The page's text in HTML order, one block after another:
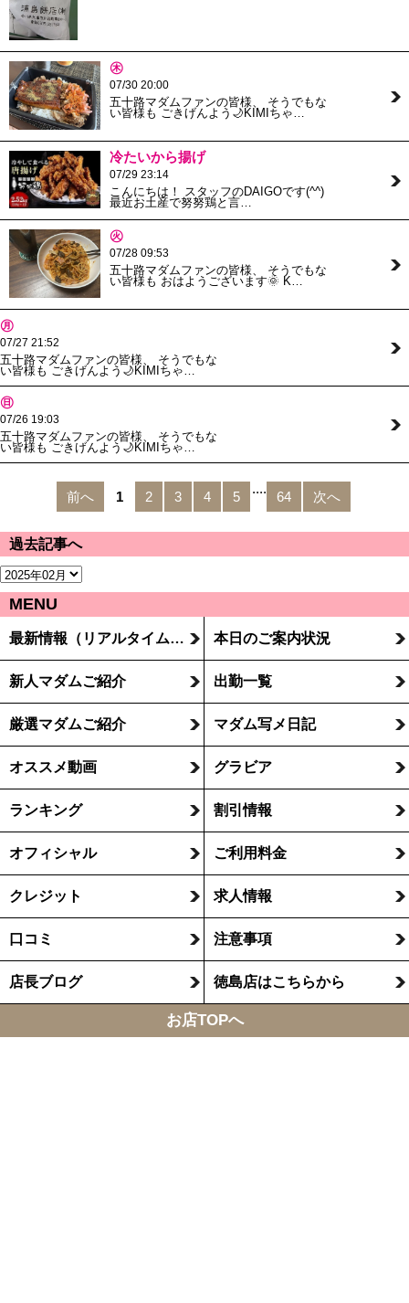
㊍
07/30 20:00
五十路マダムファンの皆様、 そうでもな
い皆様も ごきげんよう🌙KIMIちゃ…
冷たいから揚げ
07/29 23:14
こんにちは！ スタッフのDAIGOです(^^)
最近お土産で努努鶏と言…
㊋
07/28 09:53
五十路マダムファンの皆様、 そうでもな
い皆様も おはようございます🌞 K…
㊊
07/27 21:52
五十路マダムファンの皆様、 そうでもな
い皆様も ごきげんよう🌙KIMIちゃ…
㊐
07/26 19:03
五十路マダムファンの皆様、 そうでもな
い皆様も ごきげんよう🌙KIMIちゃ…
前へ 1 2 3 4 5
....
64 次へ
過去記事へ
MENU
最新情報（リアルタイム速報） 本日のご案内状況
新人マダムご紹介 出勤一覧
厳選マダムご紹介 マダム写メ日記
オススメ動画 グラビア
ランキング 割引情報
オフィシャル ご利用料金
クレジット 求人情報
口コミ 注意事項
店長ブログ 徳島店はこちらから
お店TOPへ